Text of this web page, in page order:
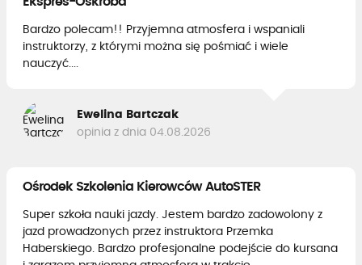
Bardzo polecam!! Przyjemna atmosfera i wspaniali
instruktorzy, z którymi można się pośmiać i wiele
nauczyć....
Ewelina Bartczak
opinia z dnia 04.08.2026
Ośrodek Szkolenia Kierowców AutoSTER
Super szkoła nauki jazdy. Jestem bardzo zadowolony z
jazd prowadzonych przez instruktora Przemka
Haberskiego. Bardzo profesjonalne podejście do kursana